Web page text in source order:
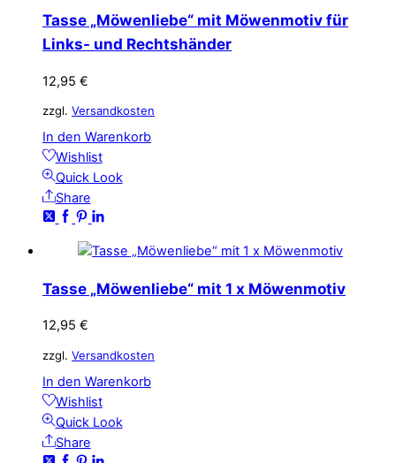
Tasse „Möwenliebe“ mit Möwenmotiv für
Links- und Rechtshänder
12,95 €
zzgl. Versandkosten
In den Warenkorb
Wishlist
Quick Look
Share
Tasse „Möwenliebe“ mit 1 x Möwenmotiv
12,95 €
zzgl. Versandkosten
In den Warenkorb
Wishlist
Quick Look
Share